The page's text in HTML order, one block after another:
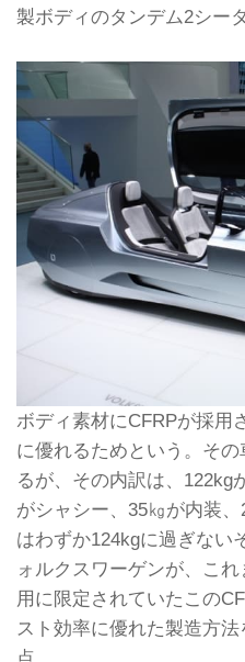
製ボディのタンデム2シー
ボディ素材にCFRPが採用
に優れるためという。そ
るが、その内訳は、122kg
がシャシー、35㎏が内装
はわずか124kgに過ぎない
ォルクスワーゲンが、こ
用に限定されていたこの
スト効率に優れた製造方
点。